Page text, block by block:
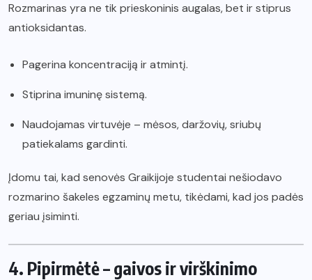
Rozmarinas yra ne tik prieskoninis augalas, bet ir stiprus
antioksidantas.
Pagerina koncentraciją ir atmintį.
Stiprina imuninę sistemą.
Naudojamas virtuvėje – mėsos, daržovių, sriubų
patiekalams gardinti.
Įdomu tai, kad senovės Graikijoje studentai nešiodavo
rozmarino šakeles egzaminų metu, tikėdami, kad jos padės
geriau įsiminti.
4. Pipirmėtė – gaivos ir virškinimo